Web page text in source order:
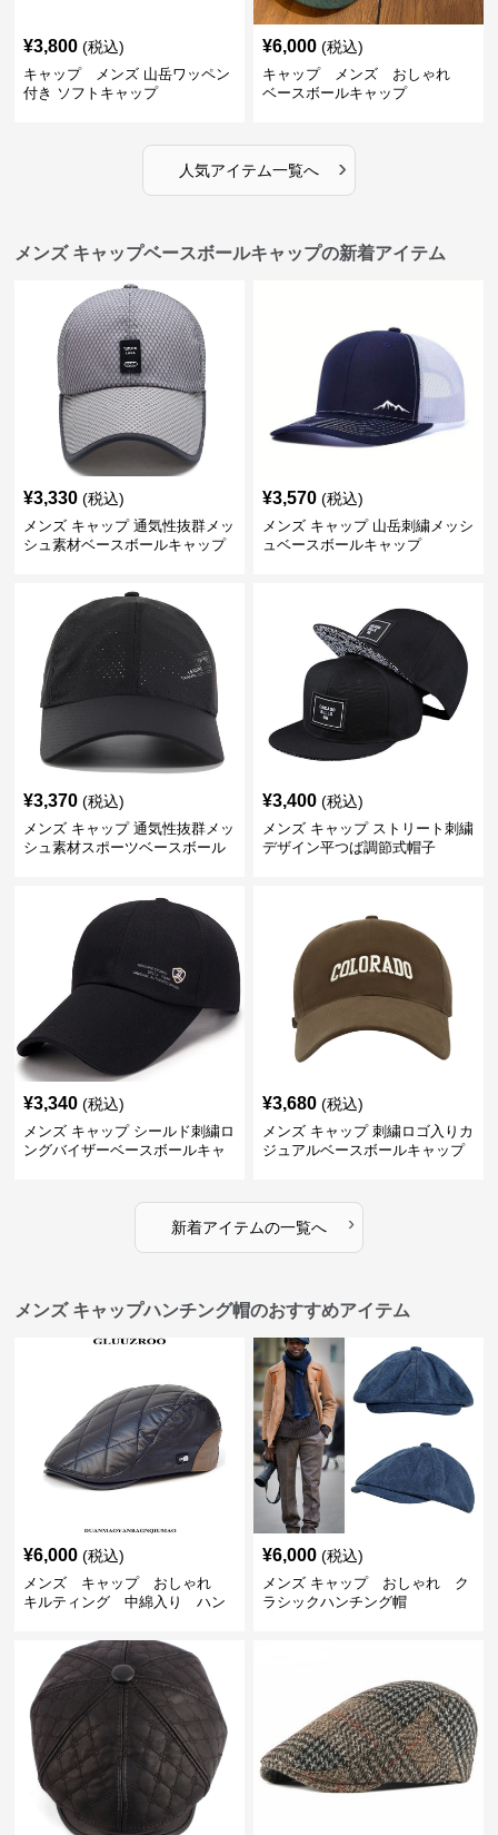
¥3,800 (税込)
キャップ メンズ 山岳ワッペン
付き ソフトキャップ
¥6,000 (税込)
キャップ メンズ おしゃれ
ベースボールキャップ
人気アイテム一覧へ ›
メンズ キャップベースボールキャップの新着アイテム
¥3,330 (税込)
メンズ キャップ 通気性抜群メッ
シュ素材ベースボールキャップ
¥3,570 (税込)
メンズ キャップ 山岳刺繍メッシ
ュベースボールキャップ
¥3,370 (税込)
メンズ キャップ 通気性抜群メッ
シュ素材スポーツベースボール
¥3,400 (税込)
メンズ キャップ ストリート刺繍
デザイン平つば調節式帽子
¥3,340 (税込)
メンズ キャップ シールド刺繍ロ
ングバイザーベースボールキャ
¥3,680 (税込)
メンズ キャップ 刺繍ロゴ入りカ
ジュアルベースボールキャップ
新着アイテムの一覧へ ›
メンズ キャップハンチング帽のおすすめアイテム
¥6,000 (税込)
メンズ キャップ おしゃれ
キルティング 中綿入り ハン
¥6,000 (税込)
メンズ キャップ おしゃれ ク
ラシックハンチング帽